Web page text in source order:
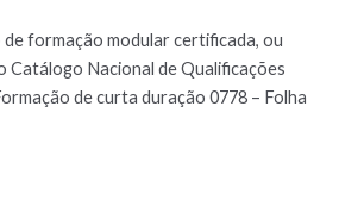
formação modular certificada, ou
Catálogo Nacional de Qualificações
de curta duração 0778 – Folha